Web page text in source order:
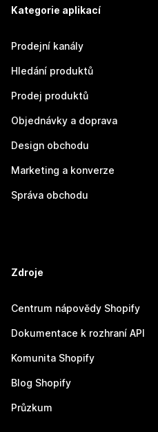
Kategorie aplikací
Prodejní kanály
Hledání produktů
Prodej produktů
Objednávky a doprava
Design obchodu
Marketing a konverze
Správa obchodu
Zdroje
Centrum nápovědy Shopify
Dokumentace k rozhraní API
Komunita Shopify
Blog Shopify
Průzkum